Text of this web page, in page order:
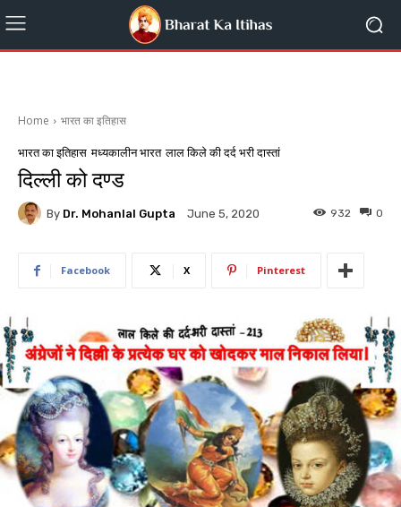
Home भारत का इतिहास
भारत का इतिहास मध्यकालीन भारत लाल किले की दर्द भरी दास्तां
दिल्ली को दण्ड
By Dr. Mohanlal Gupta June 5, 2020 0
932
Facebook X Pinterest